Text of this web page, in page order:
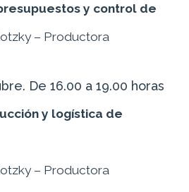
y control de
– Productora
De 16.00 a 19.00 horas
y logística de
– Productora